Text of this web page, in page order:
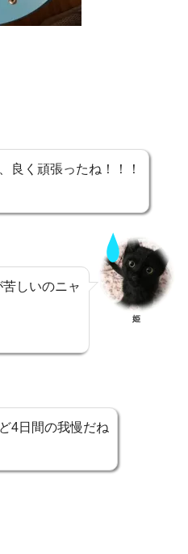
良く頑張ったね！！！
しいのニャ
姫
4日間の我慢だね